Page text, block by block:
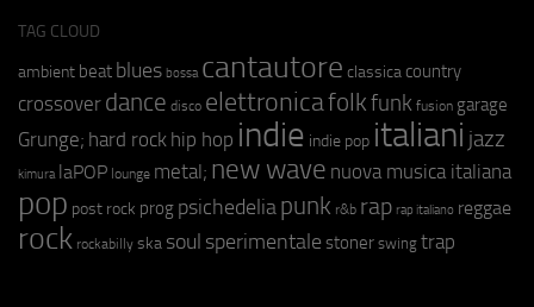
TAG CLOUD
ambient beat blues bossa cantautore classica country
crossover dance disco elettronicafolkfunk fusion garage
Grunge; hard rock hip hop indie indie pop italiani jazz
kimura laPOP lounge metal; new wave nuova musica italiana
pop post rock prog psichedeliapunk r&b rap rap italiano reggae
rock rockabilly ska soul sperimentale stoner swing trap